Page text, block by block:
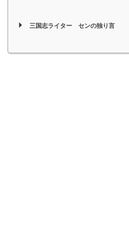
三国志ライター センの独り言